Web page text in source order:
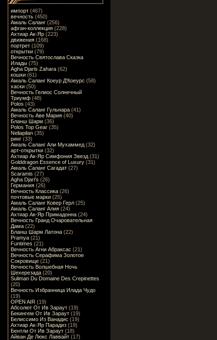
импорт (467)
вечность (450)
Амаль Саланг (256)
афган-коллекция (228)
Ахтиар Ак-Яр (223)
движения (168)
портрет (109)
открытки (79)
Вечность Святослава Сказка
Илады (75)
Agha Djaris Zahara (62)
кошки (61)
Амаль Саланг Коеур Д'Коеурс (58)
хаски (50)
Вечность Гелиос Солнечный
Триумф (48)
Polos (43)
Амаль Саланг Гульнара (41)
Вечность Аве Мария (40)
Бланш Шарм (36)
Polos Top Gear (35)
Neliapilan (35)
ринг (33)
Амаль Саланг Али Мухаммед (32)
арт-открытки (32)
Ахтиар Ак-Яр Симфония Звезд (31)
Golddragon Essence of Luxury (31)
Амаль Саланг Сагадат (27)
Scaramis (27)
Agha Djari's (26)
Германия (26)
Вечность Классика (26)
почтовые марки (25)
Амаль Саланг Ковер Герл (25)
Амаль Саланг Алия (24)
Ахтиар Ак-Яр Примадонна (24)
Вечность Гранд Очаровательная
Дама (22)
Бланш Шарм Латона (22)
Pramya (21)
Funtimes (21)
Вечность Агни Абраксас (21)
Вечность Серафима Золотое
Сокровище (21)
Вечность Волшебная Ночь
Шехерезада (20)
Suliman Du Domaine Des Crepinettes
(20)
Вечность Избранница Илада Чудо
(19)
OPEN AIR (19)
Абсолют От Ив Зараут (19)
Бекингем От Ив Зараут (19)
Белиссимо Из Ванадис (19)
Ахтиар Ак-Яр Парадиз (19)
Бентли От Ив Зараут (18)
Айван Де Люкс Лаввайт (17)